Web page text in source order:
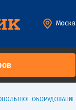
ОБОРУДОВАНИЕ